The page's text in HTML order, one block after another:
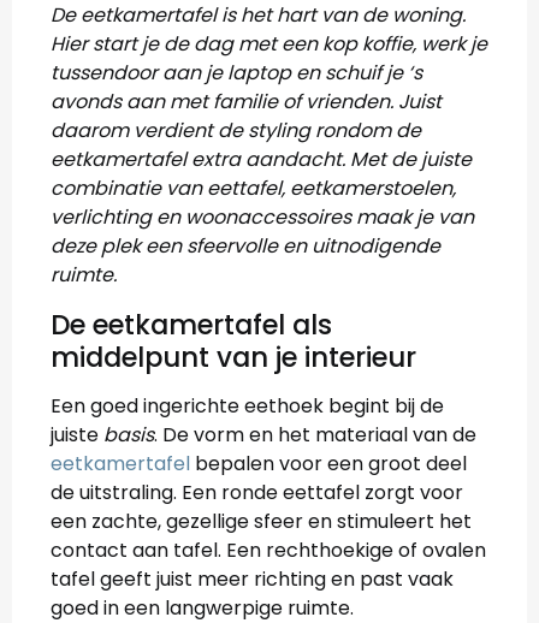
De eetkamertafel is het hart van de woning.
Hier start je de dag met een kop koffie, werk je
tussendoor aan je laptop en schuif je ‘s
avonds aan met familie of vrienden. Juist
daarom verdient de styling rondom de
eetkamertafel extra aandacht. Met de juiste
combinatie van eettafel, eetkamerstoelen,
verlichting en woonaccessoires maak je van
deze plek een sfeervolle en uitnodigende
ruimte.
De eetkamertafel als
middelpunt van je interieur
Een goed ingerichte eethoek begint bij de
juiste basis. De vorm en het materiaal van de
eetkamertafel bepalen voor een groot deel
de uitstraling. Een ronde eettafel zorgt voor
een zachte, gezellige sfeer en stimuleert het
contact aan tafel. Een rechthoekige of ovalen
tafel geeft juist meer richting en past vaak
goed in een langwerpige ruimte.